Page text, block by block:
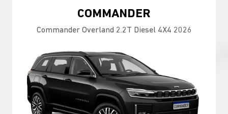
COMMANDER
Commander Overland 2.2T Diesel 4X4 2026